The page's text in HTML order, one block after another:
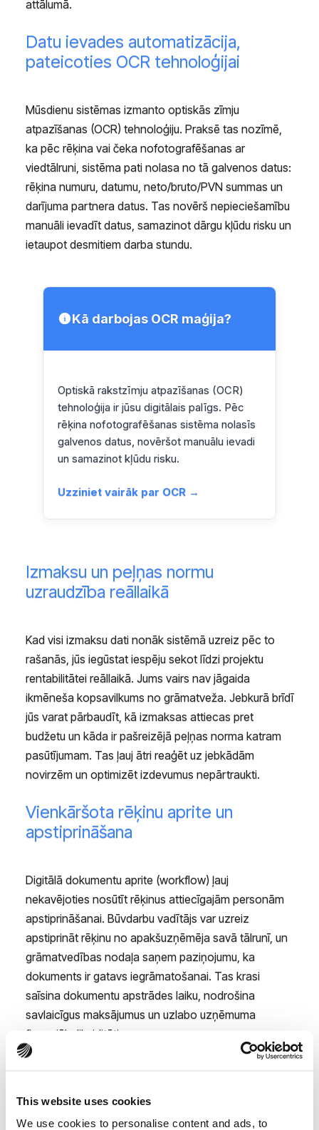
This website uses cookies
We use cookies to personalise content and ads, to
attālumā.
Datu ievades automatizācija,
pateicoties OCR tehnoloģijai
Mūsdienu sistēmas izmanto optiskās zīmju
atpazīšanas (OCR) tehnoloģiju. Praksē tas nozīmē,
ka pēc rēķina vai čeka nofotografēšanas ar
viedtālruni, sistēma pati nolasa no tā galvenos datus:
rēķina numuru, datumu, neto/bruto/PVN summas un
darījuma partnera datus. Tas novērš nepieciešamību
manuāli ievadīt datus, samazinot dārgu kļūdu risku un
ietaupot desmitiem darba stundu.
Kā darbojas OCR maģija?
Optiskā rakstzīmju atpazīšanas (OCR)
tehnoloģija ir jūsu digitālais palīgs. Pēc
rēķina nofotografēšanas sistēma nolasīs
galvenos datus, novēršot manuālu ievadi
un samazinot kļūdu risku.
Uzziniet vairāk par OCR →
Izmaksu un peļņas normu
uzraudzība reāllaikā
Kad visi izmaksu dati nonāk sistēmā uzreiz pēc to
rašanās, jūs iegūstat iespēju sekot līdzi projektu
rentabilitātei reāllaikā. Jums vairs nav jāgaida
ikmēneša kopsavilkums no grāmatveža. Jebkurā brīdī
jūs varat pārbaudīt, kā izmaksas attiecas pret
budžetu un kāda ir pašreizējā peļņas norma katram
pasūtījumam. Tas ļauj ātri reaģēt uz jebkādām
novirzēm un optimizēt izdevumus nepārtraukti.
Vienkāršota rēķinu aprite un
apstiprināšana
Digitālā dokumentu aprite (workflow) ļauj
nekavējoties nosūtīt rēķinus attiecīgajām personām
apstiprināšanai. Būvdarbu vadītājs var uzreiz
apstiprināt rēķinu no apakšuzņēmēja savā tālrunī, un
grāmatvedības nodaļa saņem paziņojumu, ka
dokuments ir gatavs iegrāmatošanai. Tas krasi
saīsina dokumentu apstrādes laiku, nodrošina
savlaicīgus maksājumus un uzlabo uzņēmuma
finansiālo likviditāti.
nekavējoties